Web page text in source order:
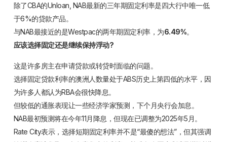
除了CBA的Unloan, NAB最新的三年期固定利率是四大行中唯一低
于6%的贷款产品。
与NAB最接近的是Westpac的两年期固定利率，为6.49%。
应该选择固定还是继续保持浮动?
这是许多房主在申请贷款或转贷时面临的问题。
选择固定贷款利率的澳洲人数量处于ABS历史上第四低的水平，因
为许多人都认为RBA会很快降息。
但较低的通胀表现让一些经济学家预测，下个月央行会加息。
NAB最初预测将在今年11月降息，但现在已调整为2025年5月。
Rate City表示，选择短期固定利率并不是“最傻的想法”，但其强调